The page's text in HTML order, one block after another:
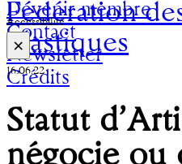
Fédération
plastiques
Devenir membre
Contact
Newsletter
Crédits
Accessibilité
×
16.06.22
Statut
négocie ou